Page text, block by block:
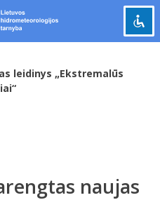
leidinys „Ekstremalūs
naujas